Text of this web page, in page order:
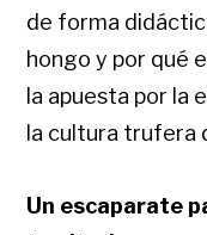
de forma
hongo y por qué
la apuesta por la
la cultura trufera
Un escaparate